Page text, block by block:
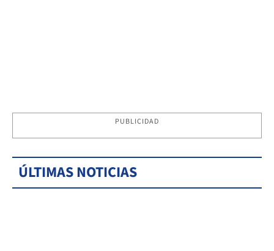
PUBLICIDAD
ÚLTIMAS NOTICIAS